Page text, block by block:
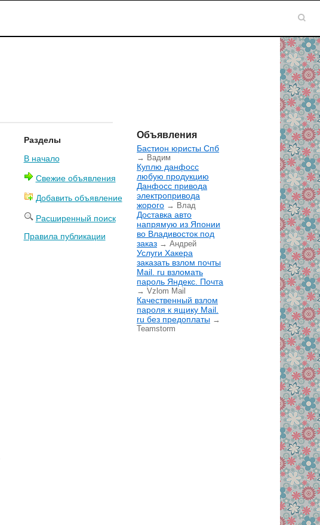
Разделы
В начало
Свежие объявления
Добавить объявление
Расширенный поиск
Правила публикации
Объявления
Бастион юристы Спб
→ Вадим
Куплю данфосс
любую продукцию
Данфосс привода
электропривода
жорого → Влад
Доставка авто
напрямую из Японии
во Владивосток под
заказ → Андрей
Услуги Хакера
заказать взлом почты
Mail. ru взломать
пароль Яндекс. Почта
→ Vzlom Mail
Качественный взлом
пароля к ящику Mail.
ru без предоплаты →
Teamstorm